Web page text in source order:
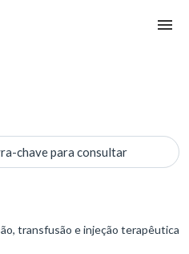
chave para consultar
transfusão e injeção terapêutica